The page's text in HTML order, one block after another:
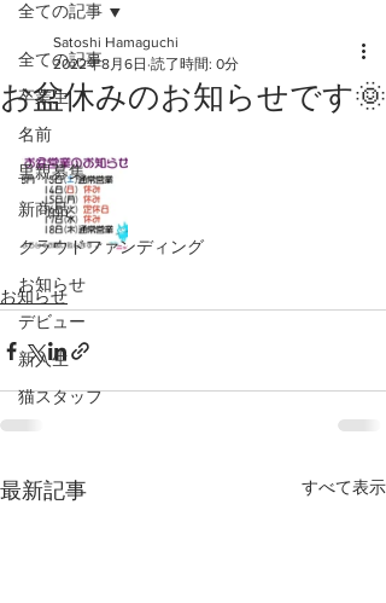
全ての記事
卒業生
名前
里親募集
新商品
クラウドファンディング
お知らせ
デビュー
新入生
猫スタッフ
全ての記事
お盆休みのお知らせです🌞
Satoshi Hamaguchi
2022年8月6日 読了時間: 0分
お知らせ
最新記事 すべて表示